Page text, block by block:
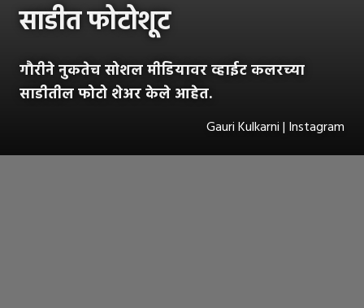
साडीत फोटोशूट
गौरीने नुकतेच सोशल मीडियावर व्हाईट कलरच्या
साडीतील फोटो शेअर केले आहेत.
Gauri Kulkarni | Instagram